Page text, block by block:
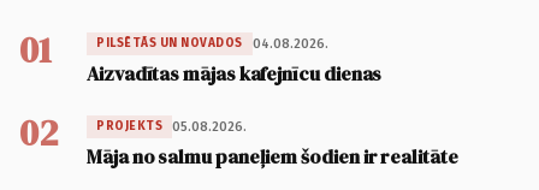
01 PILSĒTĀS UN NOVADOS 04.08.2026.
Aizvadītas mājas kafejnīcu dienas
02 PROJEKTS 05.08.2026.
Māja no salmu paneļiem šodien ir realitāte